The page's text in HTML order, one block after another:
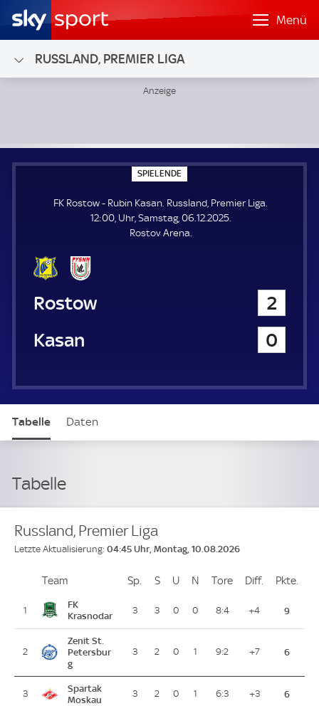
Menü
RUSSLAND, PREMIER LIGA
SPIELENDE
P
E
L
E
N
FK Rostow - Rubin Kasan. Russland, Premier Liga.
12:00, Uhr, Samstag, 06.12.2025.
Rostov Arena.
FK Rostow
2
Rubin Kasan
0
Tabelle Daten
Tabelle
Russland, Premier Liga
Letzte Aktualisierung: 04:45 Uhr, Montag, 10.08.2026
PlatzTeam Sp. Spiele
SSiege
U Unentschieden
N Niederlagen
Tore ToreDiff. Differenz
Pkte.
1
FK
Krasnodar
3 3 0 0 8:4 +4 9
2
Zenit St.
Petersbur
g
3 2 0 1 9:2 +7 6
3
Spartak
Moskau
3 2 0 1 6:3 +3 6